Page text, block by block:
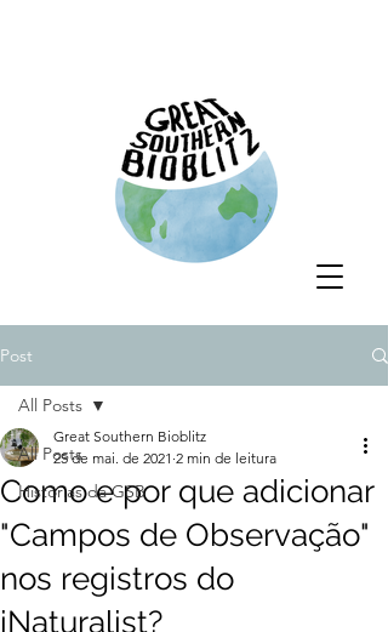
Post
All Posts
Histórias da GSB
All Posts
Como e por que adicionar
"Campos de Observação"
nos registros do
iNaturalist?
Great Southern Bioblitz
25 de mai. de 2021 2 min de leitura